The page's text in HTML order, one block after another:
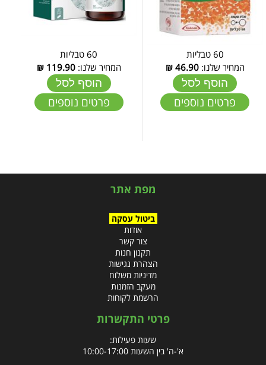
60 טבליות
המחיר שלנו:46.90
₪
הוסף לסל
פרטים נוספים
60 טבליות
המחיר שלנו:119.90
₪
הוסף לסל
פרטים נוספים
מפת אתר
ביטול עסקה
אודות
צור קשר
תקנון חנות
הצהרת נגישות
מדיניות משלוח
מעקב הזמנות
הרשמת לקוחות
פרטי התקשרות
שעות פעילות:
א'-ה' בין השעות 10:00-17:00